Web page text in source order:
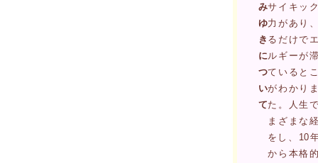
み
ゆ
き
に
つ
い
て
サイキッ
力があり
るだけで
ルギーが
ていると
がわかり
た。人生
まざまな
をし、10
から本格